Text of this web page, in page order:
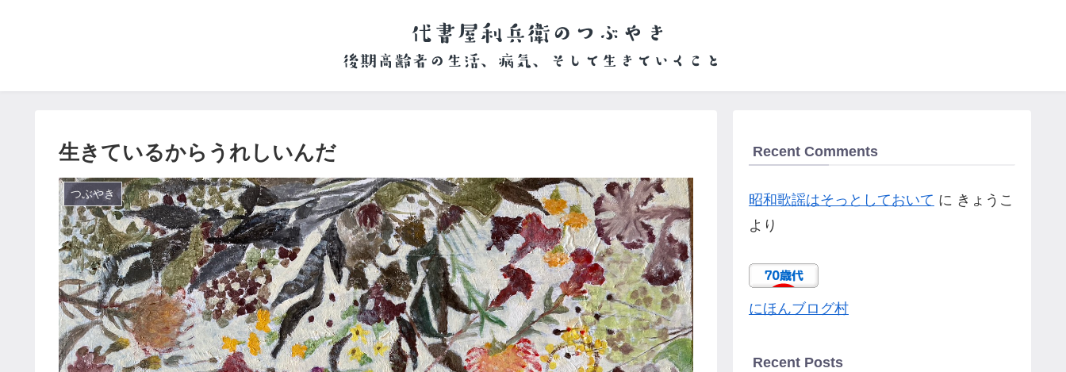
生きているからうれしいんだ
つぶやき
Recent Comments
昭和歌謡はそっとしておいて に きょうこ
より
にほんブログ村
Recent Posts